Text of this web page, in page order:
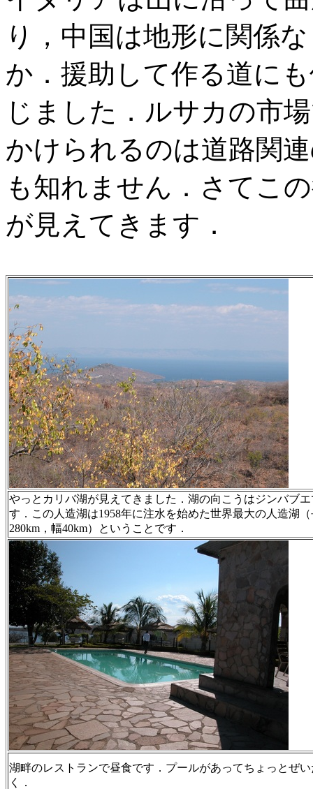
り，中国は地形に関係
か．援助して作る道に
じました．ルサカの市
かけられるのは道路関
も知れません．さてこ
が見えてきます．
やっとカリバ湖が見えてきました．湖の向こうはジンバブエ
す．この人造湖は1958年に注水を始めた世界最大の人造湖
280km，幅40km）ということです．
湖畔のレストランで昼食です．プールがあってちょっとぜい
く．